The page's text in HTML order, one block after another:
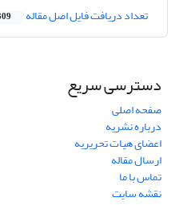
تعداد دریافت فایل اصل مقاله
دسترسی سریع
صفحه اصلی
درباره نشریه
اعضای هیات تحریریه
ارسال مقاله
تماس با ما
نقشه سایت